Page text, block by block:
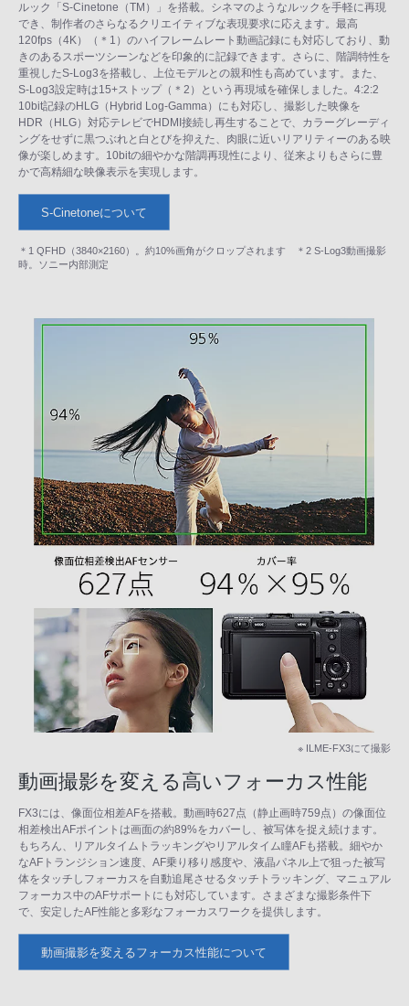
ルック「S-Cinetone（TM）」を搭載。シネマのようなルックを手軽に再現
でき、制作者のさらなるクリエイティブな表現要求に応えます。最高
120fps（4K）（＊1）のハイフレームレート動画記録にも対応しており、動
きのあるスポーツシーンなどを印象的に記録できます。さらに、階調特性を
重視したS-Log3を搭載し、上位モデルとの親和性も高めています。また、
S-Log3設定時は15+ストップ（＊2）という再現域を確保しました。4:2:2
10bit記録のHLG（Hybrid Log-Gamma）にも対応し、撮影した映像を
HDR（HLG）対応テレビでHDMI接続し再生することで、カラーグレーディ
ングをせずに黒つぶれと白とびを抑えた、肉眼に近いリアリティーのある映
像が楽しめます。10bitの細やかな階調再現性により、従来よりもさらに豊
かで高精細な映像表示を実現します。
S-Cinetoneについて
＊1 QFHD（3840×2160）。約10%画角がクロップされます ＊2 S-Log3動画撮影
時。ソニー内部測定
※ ILME-FX3にて撮影
動画撮影を変える高いフォーカス性能
FX3には、像面位相差AFを搭載。動画時627点（静止画時759点）の像面位
相差検出AFポイントは画面の約89%をカバーし、被写体を捉え続けます。
もちろん、リアルタイムトラッキングやリアルタイム瞳AFも搭載。細やか
なAFトランジション速度、AF乗り移り感度や、液晶パネル上で狙った被写
体をタッチしフォーカスを自動追尾させるタッチトラッキング、マニュアル
フォーカス中のAFサポートにも対応しています。さまざまな撮影条件下
で、安定したAF性能と多彩なフォーカスワークを提供します。
動画撮影を変えるフォーカス性能について